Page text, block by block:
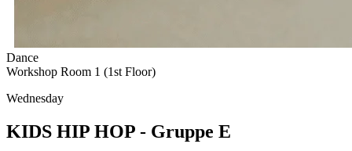
Dance
Workshop Room 1 (1st Floor)
Wednesday
KIDS HIP HOP - Gruppe E